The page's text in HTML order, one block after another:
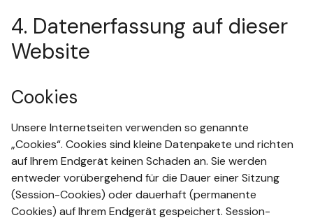
4. Datenerfassung auf dieser
Website
Cookies
Unsere Internetseiten verwenden so genannte
„Cookies“. Cookies sind kleine Datenpakete und richten
auf Ihrem Endgerät keinen Schaden an. Sie werden
entweder vorübergehend für die Dauer einer Sitzung
(Session-Cookies) oder dauerhaft (permanente
Cookies) auf Ihrem Endgerät gespeichert. Session-